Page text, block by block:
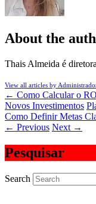
About the
Thais Almeida é
View all articles by
← Como Calcular o
Novos Investimentos
Como Definir Metas
← Previous Next →
Pesquisar
Search